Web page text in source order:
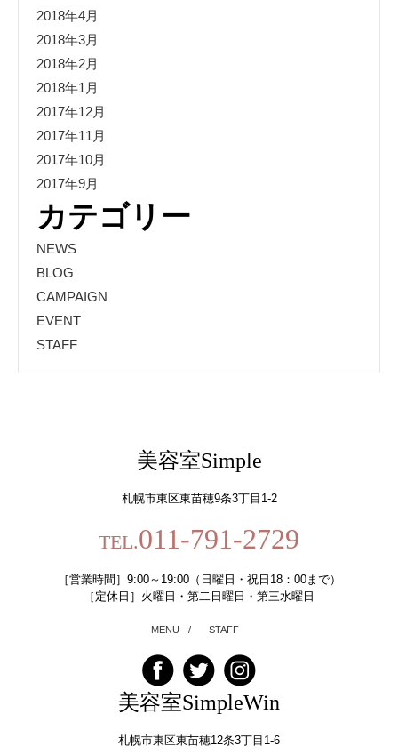
2018年4月
2018年3月
2018年2月
2018年1月
2017年12月
2017年11月
2017年10月
2017年9月
カテゴリー
NEWS
BLOG
CAMPAIGN
EVENT
STAFF
美容室Simple
札幌市東区東苗穂9条3丁目1-2
TEL.011-791-2729
［営業時間］9:00～19:00（日曜日・祝日18：00まで）
［定休日］火曜日・第二日曜日・第三水曜日
MENU / STAFF
美容室SimpleWin
札幌市東区東苗穂12条3丁目1-6